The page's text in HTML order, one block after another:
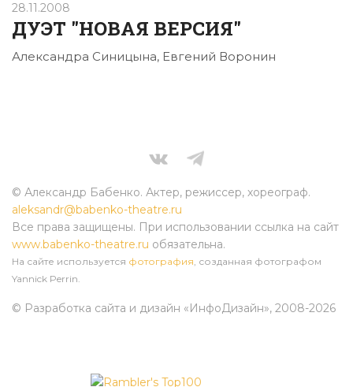
28.11.2008
ДУЭТ "НОВАЯ ВЕРСИЯ"
Александра Синицына, Евгений Воронин
© Александр Бабенко. Актер, режиссер, хореограф.
aleksandr@babenko-theatre.ru
Все права защищены. При использовании ссылка на сайт
www.babenko-theatre.ru обязательна.
На сайте используется фотография, созданная фотографом
Yannick Perrin.
© Разработка сайта и дизайн «ИнфоДизайн», 2008-2026